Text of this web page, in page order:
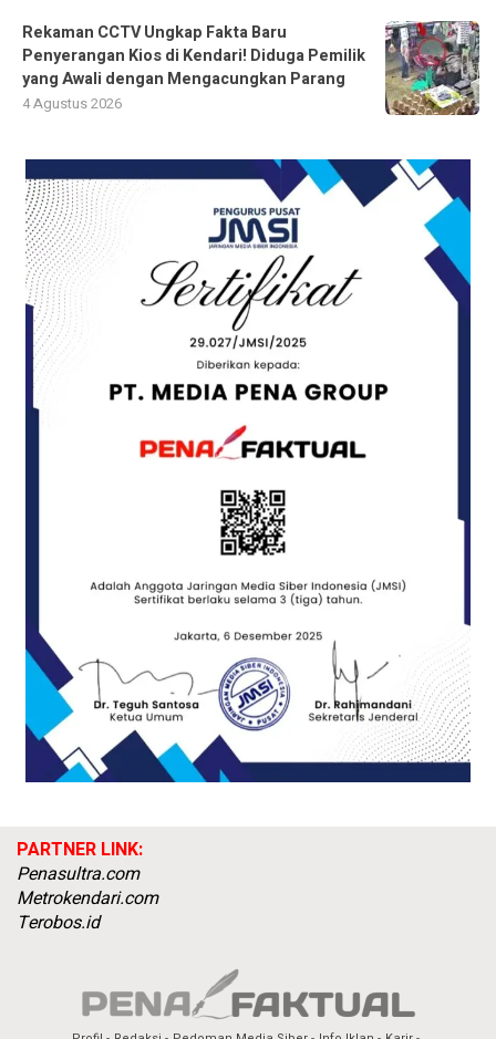
Rekaman CCTV Ungkap Fakta Baru
Penyerangan Kios di Kendari! Diduga Pemilik
yang Awali dengan Mengacungkan Parang
4 Agustus 2026
PARTNER LINK:
Penasultra.com
Metrokendari.com
Terobos.id